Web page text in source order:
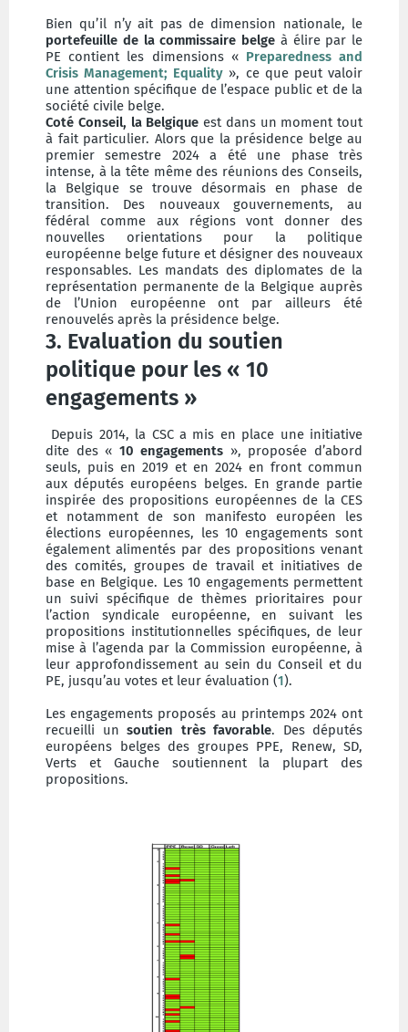
Bien qu’il n’y ait pas de dimension nationale, le
portefeuille de la commissaire belge à élire par le
PE contient les dimensions « Preparedness and
Crisis Management; Equality », ce que peut valoir
une attention spécifique de l’espace public et de la
société civile belge.
Coté Conseil, la Belgique est dans un moment tout
à fait particulier. Alors que la présidence belge au
premier semestre 2024 a été une phase très
intense, à la tête même des réunions des Conseils,
la Belgique se trouve désormais en phase de
transition. Des nouveaux gouvernements, au
fédéral comme aux régions vont donner des
nouvelles orientations pour la politique
européenne belge future et désigner des nouveaux
responsables. Les mandats des diplomates de la
représentation permanente de la Belgique auprès
de l’Union européenne ont par ailleurs été
renouvelés après la présidence belge.
3. Evaluation du soutien
politique pour les « 10
engagements »
Depuis 2014, la CSC a mis en place une initiative
dite des « 10 engagements », proposée d’abord
seuls, puis en 2019 et en 2024 en front commun
aux députés européens belges. En grande partie
inspirée des propositions européennes de la CES
et notamment de son manifesto européen les
élections européennes, les 10 engagements sont
également alimentés par des propositions venant
des comités, groupes de travail et initiatives de
base en Belgique. Les 10 engagements permettent
un suivi spécifique de thèmes prioritaires pour
l’action syndicale européenne, en suivant les
propositions institutionnelles spécifiques, de leur
mise à l’agenda par la Commission européenne, à
leur approfondissement au sein du Conseil et du
PE, jusqu’au votes et leur évaluation (1).
Les engagements proposés au printemps 2024 ont
recueilli un soutien très favorable. Des députés
européens belges des groupes PPE, Renew, SD,
Verts et Gauche soutiennent la plupart des
propositions.